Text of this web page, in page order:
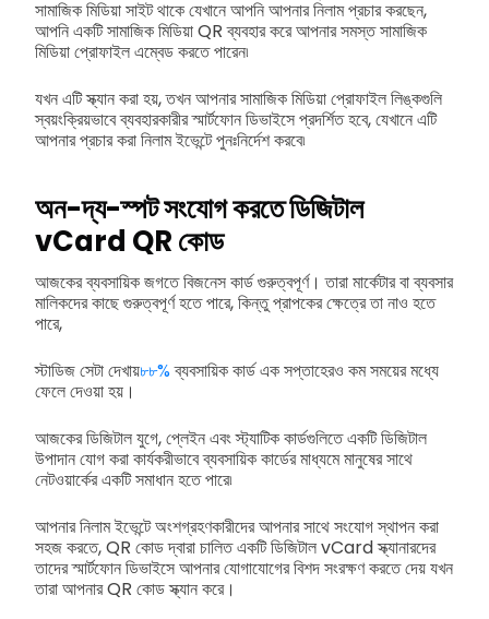
সামাজিক মিডিয়া সাইট থাকে যেখানে আপনি আপনার নিলাম প্রচার করছেন,
আপনি একটি সামাজিক মিডিয়া QR ব্যবহার করে আপনার সমস্ত সামাজিক
মিডিয়া প্রোফাইল এম্বেড করতে পারেন৷
যখন এটি স্ক্যান করা হয়, তখন আপনার সামাজিক মিডিয়া প্রোফাইল লিঙ্কগুলি
স্বয়ংক্রিয়ভাবে ব্যবহারকারীর স্মার্টফোন ডিভাইসে প্রদর্শিত হবে, যেখানে এটি
আপনার প্রচার করা নিলাম ইভেন্টে পুনঃনির্দেশ করবে৷
অন-দ্য-স্পট সংযোগ করতে ডিজিটাল
vCard QR কোড
আজকের ব্যবসায়িক জগতে বিজনেস কার্ড গুরুত্বপূর্ণ। তারা মার্কেটার বা ব্যবসার
মালিকদের কাছে গুরুত্বপূর্ণ হতে পারে, কিন্তু প্রাপকের ক্ষেত্রে তা নাও হতে
পারে,
স্টাডিজ সেটা দেখায়৮৮%ব্যবসায়িক কার্ড এক সপ্তাহেরও কম সময়ের মধ্যে
ফেলে দেওয়া হয়।
আজকের ডিজিটাল যুগে, প্লেইন এবং স্ট্যাটিক কার্ডগুলিতে একটি ডিজিটাল
উপাদান যোগ করা কার্যকরীভাবে ব্যবসায়িক কার্ডের মাধ্যমে মানুষের সাথে
নেটওয়ার্কের একটি সমাধান হতে পারে৷
আপনার নিলাম ইভেন্টে অংশগ্রহণকারীদের আপনার সাথে সংযোগ স্থাপন করা
সহজ করতে, QR কোড দ্বারা চালিত একটি ডিজিটাল vCard স্ক্যানারদের
তাদের স্মার্টফোন ডিভাইসে আপনার যোগাযোগের বিশদ সংরক্ষণ করতে দেয় যখন
তারা আপনার QR কোড স্ক্যান করে।